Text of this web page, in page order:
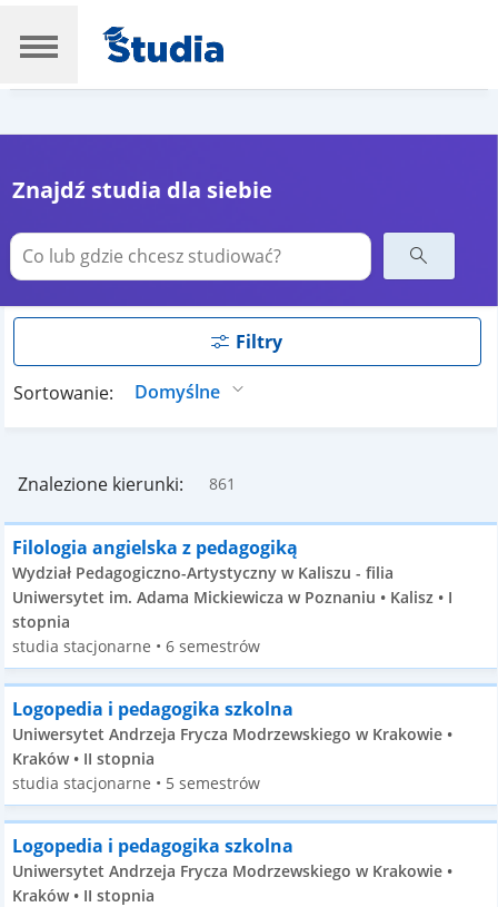
Znajdź studia dla siebie
Filtry
Sortowanie:
Znalezione kierunki: 861
Filologia angielska z pedagogiką
Wydział Pedagogiczno-Artystyczny w Kaliszu - filia
Uniwersytet im. Adama Mickiewicza w Poznaniu • Kalisz • I
stopnia
studia stacjonarne • 6 semestrów
Logopedia i pedagogika szkolna
Uniwersytet Andrzeja Frycza Modrzewskiego w Krakowie •
Kraków • II stopnia
studia stacjonarne • 5 semestrów
Logopedia i pedagogika szkolna
Uniwersytet Andrzeja Frycza Modrzewskiego w Krakowie •
Kraków • II stopnia